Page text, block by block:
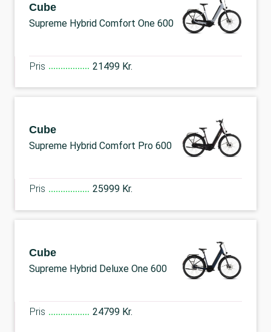
Cube
Supreme Hybrid Comfort One 600
Pris 21499 Kr.
Cube
Supreme Hybrid Comfort Pro 600
Pris 25999 Kr.
Cube
Supreme Hybrid Deluxe One 600
Pris 24799 Kr.